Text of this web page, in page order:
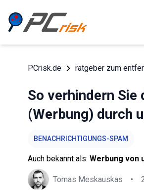
PCrisk.de ratgeber zum
So verhindern Sie
(Werbung) durch
BENACHRICHTIGUNGS-SPAM
Auch bekannt als: Werbung von
Tomas Meskauskas •